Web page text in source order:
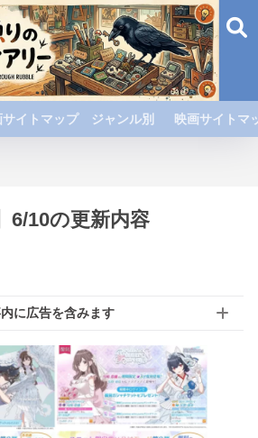
サイトマップ ジャンル別 映画サイト
6/10の更新内容
に広告を含みます